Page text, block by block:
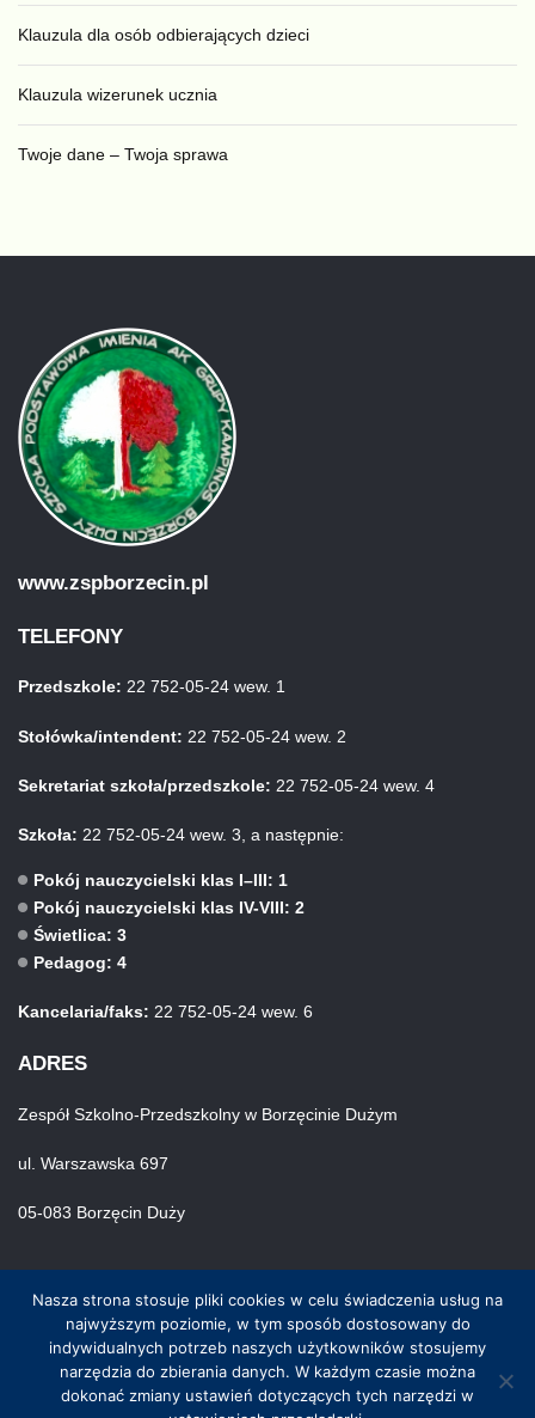
Klauzula dla osób odbierających dzieci
Klauzula wizerunek ucznia
Twoje dane – Twoja sprawa
www.zspborzecin.pl
TELEFONY
Przedszkole: 22 752-05-24 wew. 1
Stołówka/intendent: 22 752-05-24 wew. 2
Sekretariat szkoła/przedszkole: 22 752-05-24 wew. 4
Szkoła: 22 752-05-24 wew. 3, a następnie:
Pokój nauczycielski klas I–III: 1
Pokój nauczycielski klas IV-VIII: 2
Świetlica: 3
Pedagog: 4
Kancelaria/faks: 22 752-05-24 wew. 6
ADRES
Zespół Szkolno-Przedszkolny w Borzęcinie Dużym
ul. Warszawska 697
05-083 Borzęcin Duży
© Wszystkie prawa zastrzeżone. Hosting i wykonanie skynet.net.pl
Nasza strona stosuje pliki cookies w celu świadczenia usług na
najwyższym poziomie, w tym sposób dostosowany do
indywidualnych potrzeb naszych użytkowników stosujemy
narzędzia do zbierania danych. W każdym czasie można
dokonać zmiany ustawień dotyczących tych narzędzi w